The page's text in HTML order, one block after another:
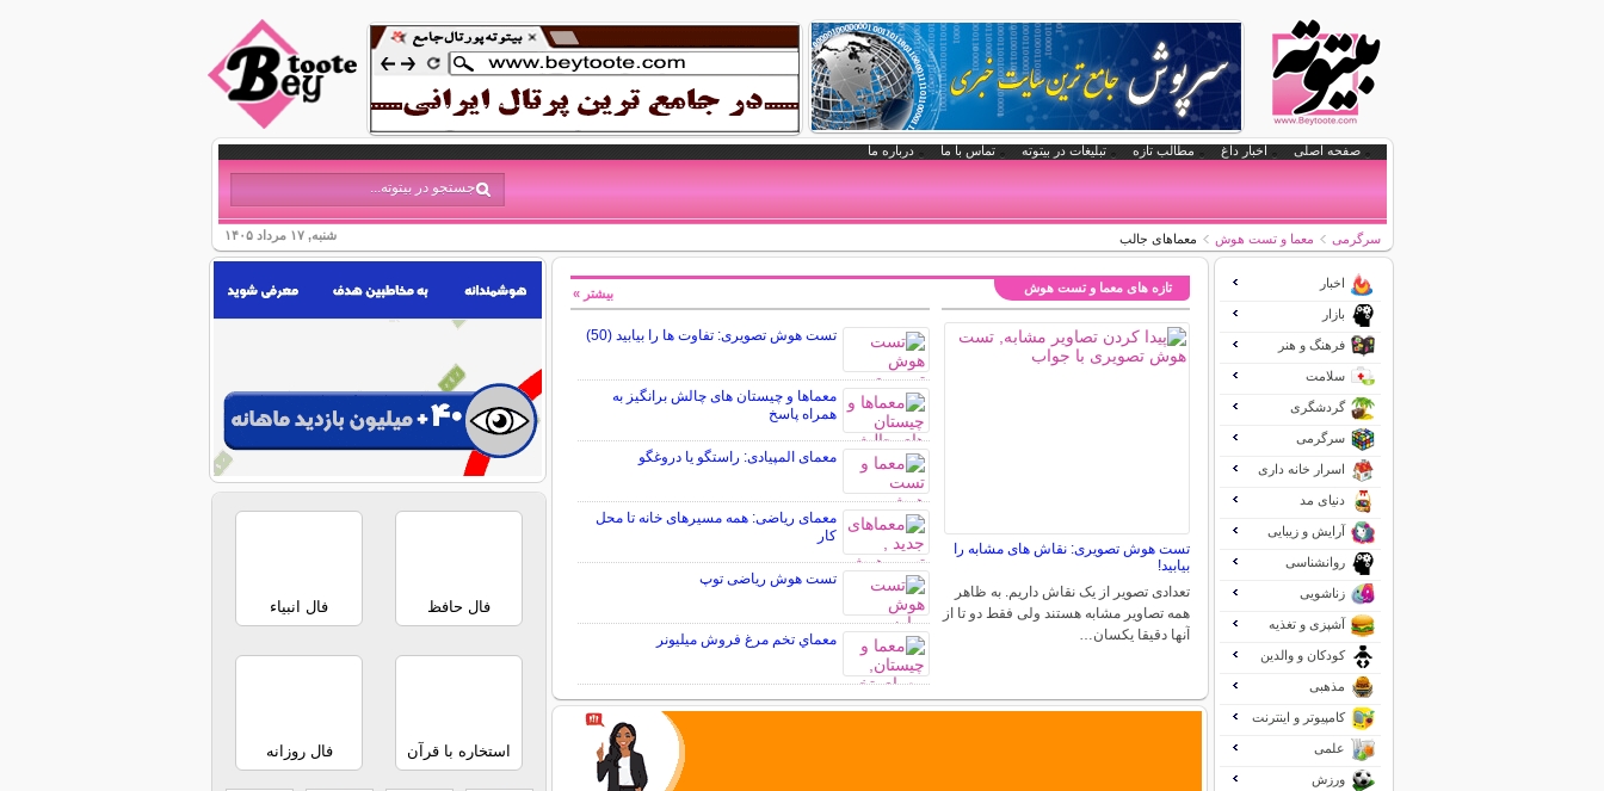
صفحه اصلی اخبار داغ مطالب تازه تبلیغات در بیتوته تماس با ما درباره ما
شنبه, ۱۷ مرداد ۱۴۰۵ سرگرمی معما و تست هوش معماهای جالب
تازه های معما و تست هوش
تست هوش تصویری: نقاش های مشابه را
بیابید!
تعدادی تصویر از یک نقاش داریم. به ظاهر
همه تصاویر مشابه هستند ولی فقط دو تا از
آنها دقیقا یکسان…
تست هوش تصویری: تفاوت ها را بیابید (50)
معماها و چیستان های چالش برانگیز به
همراه پاسخ
معمای المپیادی: راستگو یا دروغگو
معمای ریاضی: همه مسیرهای خانه تا محل
کار
تست هوش ریاضی توپ
معماي تخم مرغ فروش ميليونر
بیشتر »
اخبار
بازار
فرهنگ و هنر
سلامت
گردشگری
سرگرمی
اسرار خانه داری
دنیای مد
آرایش و زیبایی
روانشناسی
زناشویی
آشپزی و تغذیه
کودکان و والدین
مذهبی
کامپیوتر و اینترنت
علمی
ورزش
فال حافظ فال انبیاء
استخاره با قرآن فال روزانه